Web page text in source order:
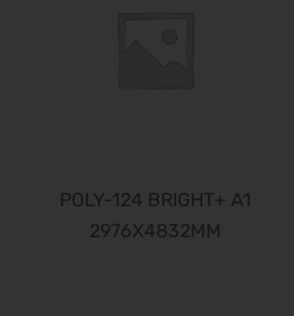
POLY-124 BRIGHT+ A1
2976X4832MM